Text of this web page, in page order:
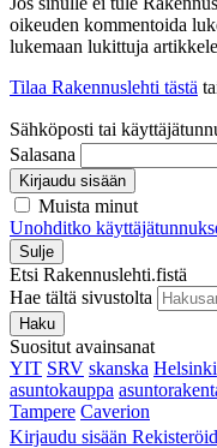
oikeuden kommentoida
lukemaan lukittuja
Tilaa Rakennuslehti tästä
Sähköposti tai
Salasana
Kirjaudu sisään
Muista minut
Unohditko
Sulje
Etsi Rakennuslehti.fistä
Hae tältä sivustolta
Haku
Suositut avainsanat
YIT SRV skanska Helsinki
asuntokauppa
Tampere Caverion
Kirjaudu sisään